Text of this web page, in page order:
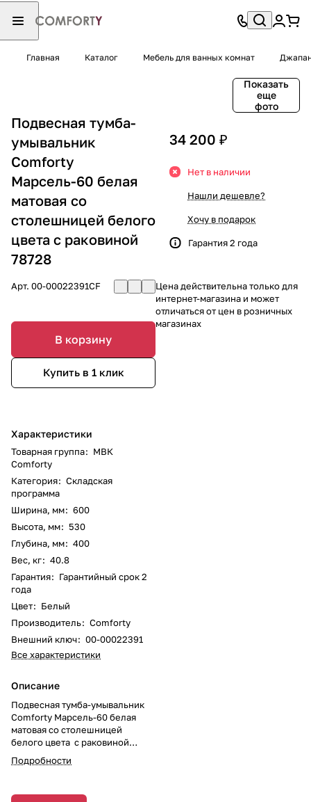
Главная Каталог Мебель для ванных комнат
Показать
еще
фото
Подвесная тумба-
умывальник
Comforty
Марсель-60 белая
матовая со
столешницей белого
цвета c раковиной
78728
Арт. 00-00022391CF
В корзину
Купить в 1 клик
Характеристики
Товарная группа: МВК
Comforty
Категория: Складская
программа
Ширина, мм: 600
Высота, мм: 530
Глубина, мм: 400
Вес, кг: 40.8
Гарантия: Гарантийный срок 2
года
Цвет: Белый
Производитель: Comforty
Внешний ключ: 00-00022391
Все характеристики
Описание
Подвесная тумба-умывальник
Comforty Марсель-60 белая
матовая со столешницей
белого цвета c раковиной
78728
Подробности
34 200 ₽
Нет в наличии
Нашли дешевле?
Хочу в подарок
Гарантия 2 года
Цена действительна только для
интернет-магазина и может
отличаться от цен в розничных
магазинах